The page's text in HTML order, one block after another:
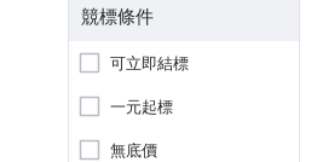
競標條件
可立即結標
一元起標
無底價